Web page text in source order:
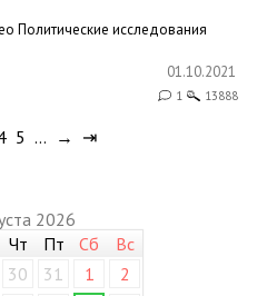
Политические исследования
01.10.2021
1 13888
5 … → ⇥
2026
Чт Пт Сб
Вс
30 31 1
2